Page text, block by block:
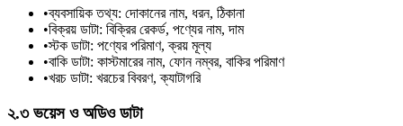
•ব্যবসায়িক তথ্য: দোকানের নাম, ধরন, ঠিকানা
•বিক্রয় ডাটা: বিক্রির রেকর্ড, পণ্যের নাম, দাম
•স্টক ডাটা: পণ্যের পরিমাণ, ক্রয় মূল্য
•বাকি ডাটা: কাস্টমারের নাম, ফোন নম্বর, বাকির পরিমাণ
•খরচ ডাটা: খরচের বিবরণ, ক্যাটাগরি
২.৩ ভয়েস ও অডিও ডাটা